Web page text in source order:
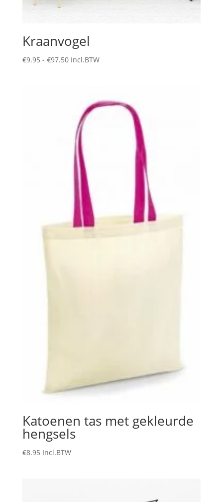
Kraanvogel
€9.95 - €97.50Prijsklasse:
Incl.BTW
Katoenen tas met gekleurde
hengsels
€8.95 Incl.BTW